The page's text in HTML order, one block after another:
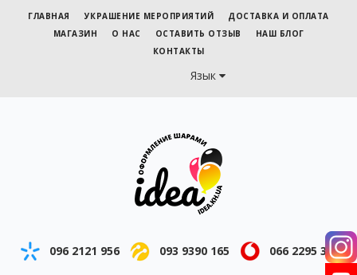
ГЛАВНАЯ УКРАШЕНИЕ МЕРОПРИЯТИЙ
ДОСТАВКА И ОПЛАТА
МАГАЗИН
О НАС ОСТАВИТЬ ОТЗЫВ
НАШ БЛОГ
КОНТАКТЫ
Язык
096 2121 956 093 9390 165 066 2295 343